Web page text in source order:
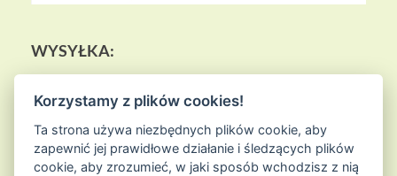
WYSYŁKA:
Korzystamy z plików cookies!
Ta strona używa niezbędnych plików cookie, aby
zapewnić jej prawidłowe działanie i śledzących plików
cookie, aby zrozumieć, w jaki sposób wchodzisz z nią